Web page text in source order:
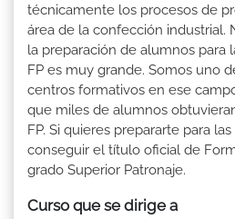
técnicamente los procesos de
área de la confección industrial.
la preparación de alumnos para
FP es muy grande. Somos uno
centros formativos en ese
que miles de alumnos
FP. Si quieres prepararte para
conseguir el título oficial de
grado Superior Patronaje.
Curso que se dirige a